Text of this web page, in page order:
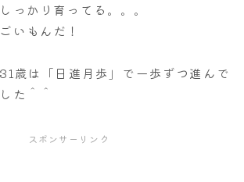
っかり育ってる。。。
いもんだ！
歳は「日進月歩」で一歩ずつ進んで
た＾＾
スポンサーリンク